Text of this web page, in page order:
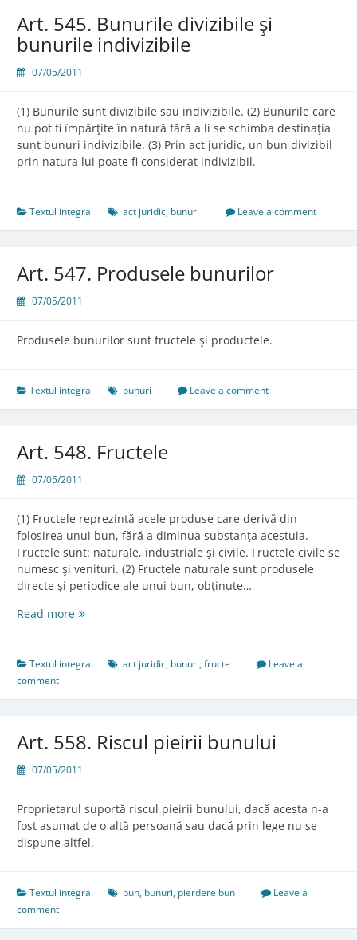
Art. 545. Bunurile divizibile şi
bunurile indivizibile
07/05/2011
(1) Bunurile sunt divizibile sau indivizibile. (2) Bunurile care
nu pot fi împărţite în natură fără a li se schimba destinaţia
sunt bunuri indivizibile. (3) Prin act juridic, un bun divizibil
prin natura lui poate fi considerat indivizibil.
Textul integral act juridic, bunuri Leave a comment
Art. 547. Produsele bunurilor
07/05/2011
Produsele bunurilor sunt fructele şi productele.
Textul integral bunuri Leave a comment
Art. 548. Fructele
07/05/2011
(1) Fructele reprezintă acele produse care derivă din
folosirea unui bun, fără a diminua substanţa acestuia.
Fructele sunt: naturale, industriale şi civile. Fructele civile se
numesc şi venituri. (2) Fructele naturale sunt produsele
directe şi periodice ale unui bun, obţinute…
Read moreArt.
Textul integral act juridic, bunuri,fructe
Leave a
comment
Art. 558. Riscul pieirii bunului
07/05/2011
Proprietarul suportă riscul pieirii bunului, dacă acesta n-a
fost asumat de o altă persoană sau dacă prin lege nu se
dispune altfel.
Textul integral bun, bunuri, pierdere bun
Leave a
comment